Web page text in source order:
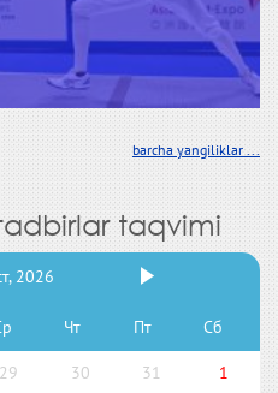
barcha yangiliklar ...
taqvimi
2026
Чт Пт Сб
29 30 31
1